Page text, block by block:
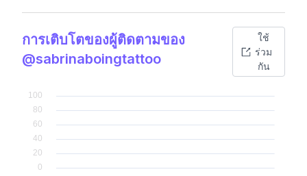
การเติบโตของผู้ติดตามของ
@sabrinaboingtattoo
ใช้
ร่วม
กัน